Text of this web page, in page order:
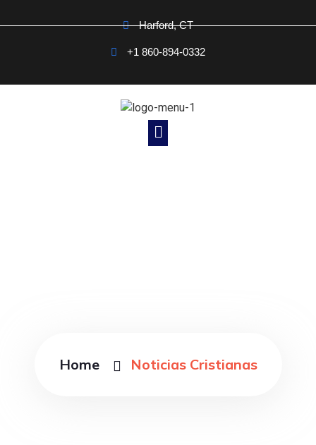
Harford, CT
+1 860-894-0332
Home Noticias Cristianas